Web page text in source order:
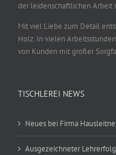
der leidenschaftlichen Arbeit
Mit viel Liebe zum Detail
Holz. In vielen
von Kunden mit großer
TISCHLEREI NEWS
Neues bei Firma
Ausgezeichneter